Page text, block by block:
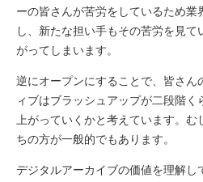
ーの皆さんが苦労をしているため業
し、新たな担い手もその苦労を見
がってしまいます。
逆にオープンにすることで、皆さん
ィブはブラッシュアップが二段階
上がっていくかと考えています。
ちの方が一般的でもあります。
デジタルアーカイブの価値を理解し